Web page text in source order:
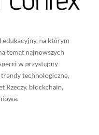
na którym
temat najnowszych
w przystępny
technologiczne,
Rzeczy, blockchain,